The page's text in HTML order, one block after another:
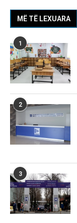
MË TË LEXUARA
1
2
3